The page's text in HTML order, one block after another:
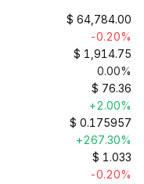
$ 64,784.00
-0.20%
$ 1,914.75
0.00%
$ 76.36
+2.00%
$ 0.175957
+267.30%
$ 1.033
-0.20%